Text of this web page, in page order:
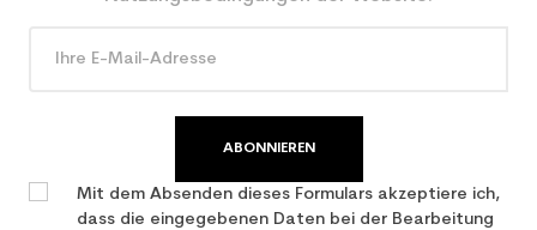
ABONNIEREN
Mit dem Absenden dieses Formulars akzeptiere ich,
dass die eingegebenen Daten bei der Bearbeitung